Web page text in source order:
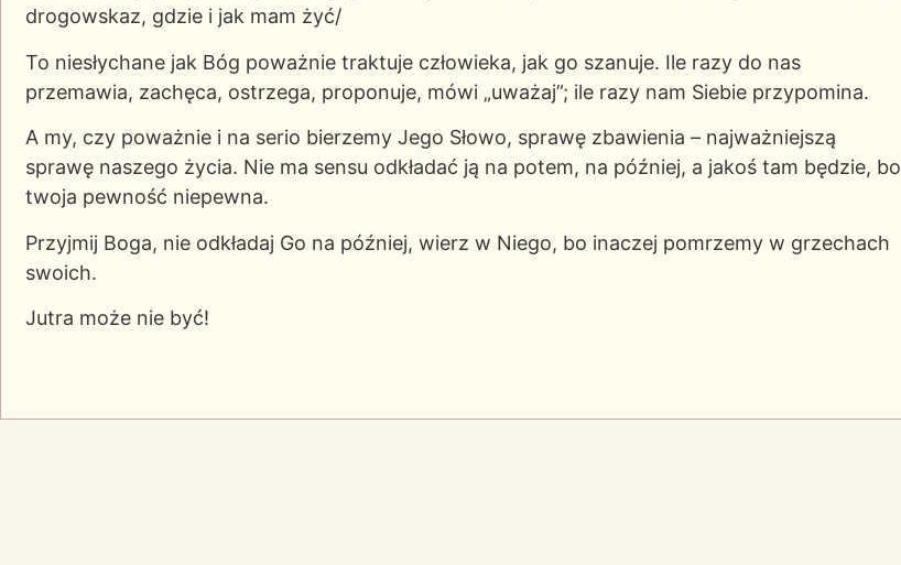
drogowskaz, gdzie i jak mam żyć/
To niesłychane jak Bóg poważnie traktuje człowieka, jak go szanuje. Ile razy do nas
przemawia, zachęca, ostrzega, proponuje, mówi „uważaj”; ile razy nam Siebie przypomina.
A my, czy poważnie i na serio bierzemy Jego Słowo, sprawę zbawienia – najważniejszą
sprawę naszego życia. Nie ma sensu odkładać ją na potem, na później, a jakoś tam będzie, bo
twoja pewność niepewna.
Przyjmij Boga, nie odkładaj Go na później, wierz w Niego, bo inaczej pomrzemy w grzechach
swoich.
Jutra może nie być!